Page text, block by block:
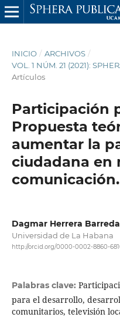
INICIO / ARCHIVOS /
VOL. 1 NÚM. 21 (2021):
Artículos
Participación
Propuesta
aumentar la
ciudadana en
comunicación.
Dagmar Herrera Barreda
Universidad de La Habana
http://orcid.org/0000-0002-8860-
Palabras clave:
para el desarrollo,
comunitarios, televisión